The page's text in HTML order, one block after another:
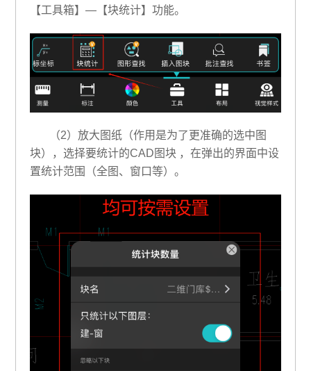
【工具箱】—【块统计】功能。
（2）放大图纸（作用是为了更准确的选中图
块），选择要统计的CAD图块 ，在弹出的界面中设
置统计范围（全图、窗口等）。